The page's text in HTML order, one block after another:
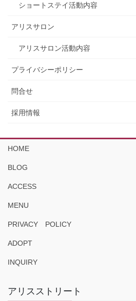
ショートステイ活動内容
アリスサロン
アリスサロン活動内容
プライバシーポリシー
問合せ
採用情報
HOME
BLOG
ACCESS
MENU
PRIVACY POLICY
ADOPT
INQUIRY
アリスストリート